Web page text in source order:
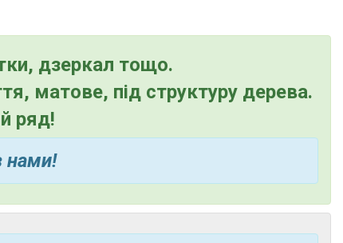
дзеркал тощо.
матове, під структуру дерева.
ряд!
нами!